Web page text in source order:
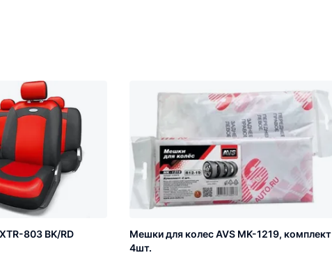
803 BK/RD
Мешки для колес AVS MK-1219, комплект
4шт.